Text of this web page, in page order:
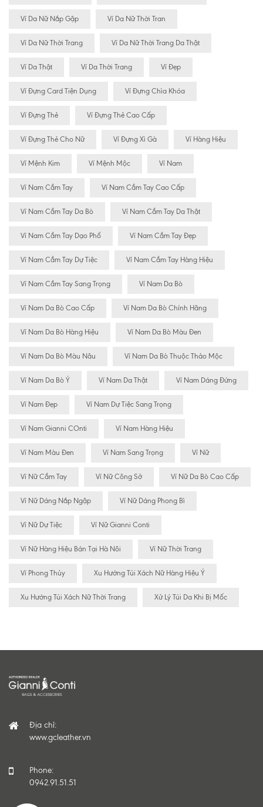
Ví Da Nữ Nắp Gập Ví Da Nữ Thời Tran
Ví Da Nữ Thời Trang Ví Da Nữ Thời Trang Da Thật
Ví Da Thật Ví Da Thời Trang Ví Đẹp
Ví Đựng Card Tiện Dụng Ví Đựng Chìa Khóa
Ví Đựng Thẻ Ví Đựng Thẻ Cao Cấp
Ví Đựng Thẻ Cho Nữ Ví Đựng Xì Gà Ví Hàng Hiệu
Ví Mệnh Kim Ví Mệnh Mộc Ví Nam
Ví Nam Cầm Tay Ví Nam Cầm Tay Cao Cấp
Ví Nam Cầm Tay Da Bò Ví Nam Cầm Tay Da Thật
Ví Nam Cầm Tay Dạo Phố Ví Nam Cầm Tay Đẹp
Ví Nam Cầm Tay Dự Tiệc Ví Nam Cầm Tay Hàng Hiệu
Ví Nam Cầm Tay Sang Trọng Ví Nam Da Bò
Ví Nam Da Bò Cao Cấp Ví Nam Da Bò Chính Hãng
Ví Nam Da Bò Hàng Hiệu Ví Nam Da Bò Màu Đen
Ví Nam Da Bò Màu Nâu Ví Nam Da Bò Thuộc Thảo Mộc
Ví Nam Da Bò Ý Ví Nam Da Thật Ví Nam Dáng Đứng
Ví Nam Đẹp Ví Nam Dự Tiệc Sang Trọng
Ví Nam Gianni COnti Ví Nam Hàng Hiệu
Ví Nam Màu Đen Ví Nam Sang Trọng Ví Nữ
Ví Nữ Cầm Tay Ví Nữ Công Sở Ví Nữ Da Bò Cao Cấp
Ví Nữ Dáng Nắp Ngập Ví Nữ Dáng Phong Bì
Ví Nữ Dự Tiệc Ví Nữ Gianni Conti
Ví Nữ Hàng Hiệu Bán Tại Hà Nôi Ví Nữ Thời Trang
Ví Phong Thủy Xu Hướng Túi Xách Nữ Hàng Hiệu Ý
Xu Hướng Túi Xách Nữ Thời Trang Xử Lý Túi Da Khi Bị Mốc
Địa chỉ:
www.gcleather.vn
Phone:
0942.91.51.51